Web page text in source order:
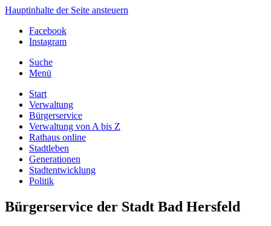
Hauptinhalte der Seite ansteuern
Facebook
Instagram
Suche
Menü
Start
Verwaltung
Bürgerservice
Verwaltung von A bis Z
Rathaus online
Stadtleben
Generationen
Stadtentwicklung
Politik
Bürgerservice der Stadt Bad Hersfeld